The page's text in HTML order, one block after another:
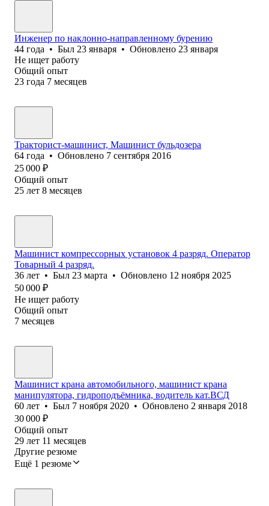
Инженер по наклонно-направленному бурению
44 года • Был 23 января • Обновлено 23 января
Не ищет работу
Общий опыт
23 года 7 месяцев
Тракторист-машинист, Машинист бульдозера
64 года • Обновлено 7 сентября 2016
25 000 ₽
Общий опыт
25 лет 8 месяцев
Машинист компрессорных установок 4 разряд. Оператор
Товарный 4 разряд.
36 лет • Был 23 марта • Обновлено 12 ноября 2025
50 000 ₽
Не ищет работу
Общий опыт
7 месяцев
Машинист крана автомобильного, машинист крана
манипулятора, гидроподъёмника, водитель кат.ВСД
60 лет • Был 7 ноября 2020 • Обновлено 2 января 2018
30 000 ₽
Общий опыт
29 лет 11 месяцев
Другие резюме
Ещё 1 резюме